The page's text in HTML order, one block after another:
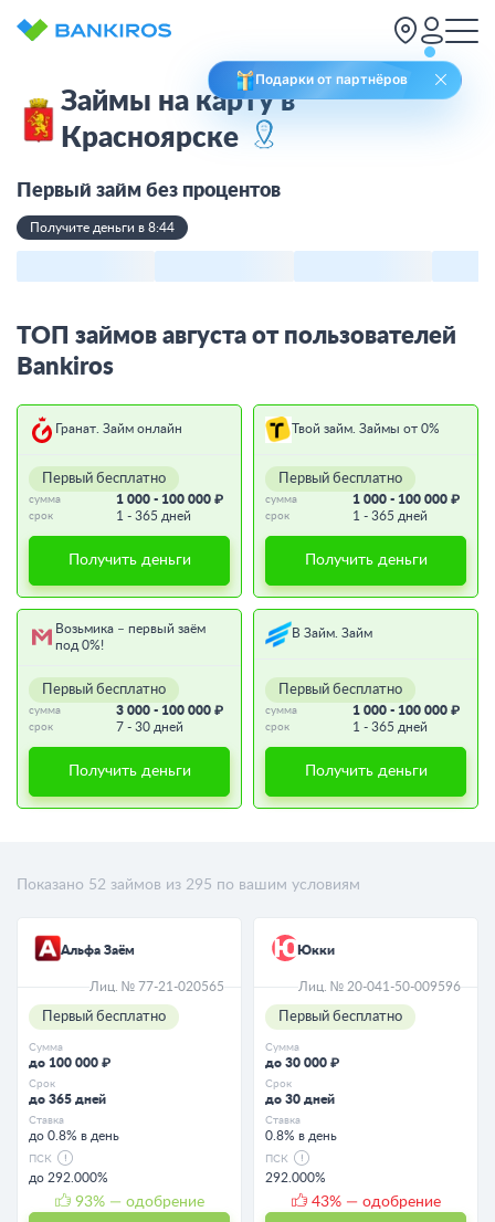
Подарки от партнёров
Займы на карту в
Красноярске
Первый займ без процентов
Получите деньги в 8:44
ТОП займов августа от пользователей
Bankiros
Гранат. Займ онлайн
Первый бесплатно
сумма 1 000 - 100 000 ₽
срок 1 - 365 дней
Получить деньги
Твой займ. Займы от 0%
Первый бесплатно
сумма 1 000 - 100 000 ₽
срок 1 - 365 дней
Получить деньги
Возьмика – первый заём
под 0%!
Первый бесплатно
сумма 3 000 - 100 000 ₽
срок 7 - 30 дней
Получить деньги
В Займ. Займ
Первый бесплатно
сумма 1 000 - 100 000 ₽
срок 1 - 365 дней
Получить деньги
Показано 52 займов из 295 по вашим условиям
Альфа Заём
Лиц. № 77-21-020565
Первый бесплатно
Сумма
до 100 000 ₽
Срок
до 365 дней
Ставка
до 0.8% в день
ПСК
до 292.000%
93% — одобрение
Юкки
Лиц. № 20-041-50-009596
Первый бесплатно
Сумма
до 30 000 ₽
Срок
до 30 дней
Ставка
0.8% в день
ПСК
292.000%
43% — одобрение